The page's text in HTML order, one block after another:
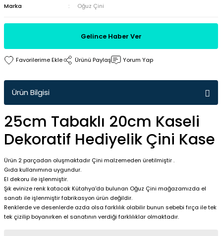
Marka
Oğuz Çini
Gelince Haber Ver
Ürünü Paylaş Yorum Yap
Ürün Bilgisi
25cm Tabaklı 20cm Kaseli
Dekoratif Hediyelik Çini Kase
Ürün 2 parçadan oluşmaktadır Çini malzemeden üretilmiştir .
Gıda kullanımına uygundur.
El dekoru ile işlenmiştir.
Şık evinize renk katacak Kütahya'da bulunan Oğuz Çini mağazamızda el
sanatı ile işlenmiştir fabrikasyon ürün değildir.
Renklerde ve desenlerde azda olsa farklılık olabilir bunun sebebi fırça ile tek
tek çizilip boyanırken el sanatının verdiği farklılıklar olmaktadır.